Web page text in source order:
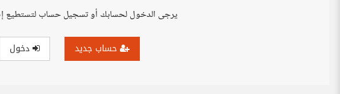
يرجى الدخول لحسابك أو تسجيل حساب لتستطيع
حساب جديد دخول